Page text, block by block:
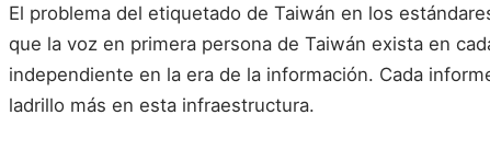
El problema del etiquetado de Taiwán en los
que la voz en primera persona de Taiwán exista en
independiente en la era de la información. Cada
ladrillo más en esta infraestructura.